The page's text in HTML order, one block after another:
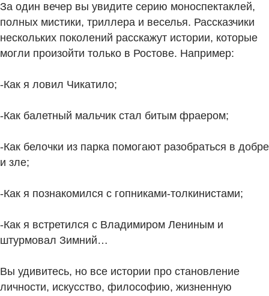
За один вечер вы увидите серию моноспектаклей,
полных мистики, триллера и веселья. Рассказчики
нескольких поколений расскажут истории, которые
могли произойти только в Ростове. Например:
-Как я ловил Чикатило;
-Как балетный мальчик стал битым фраером;
-Как белочки из парка помогают разобраться в добре
и зле;
-Как я познакомился с гопниками-толкинистами;
-Как я встретился с Владимиром Лениным и
штурмовал Зимний…
Вы удивитесь, но все истории про становление
личности, искусство, философию, жизненную